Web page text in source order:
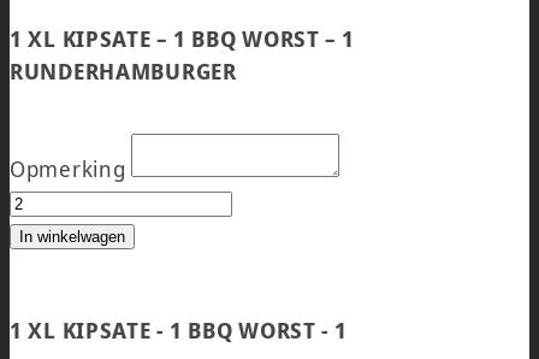
1 XL KIPSATE – 1 BBQ WORST – 1
RUNDERHAMBURGER
Opmerking
BBQ PAKKET SMAL aantal
In winkelwagen
1 XL KIPSATE - 1 BBQ WORST - 1